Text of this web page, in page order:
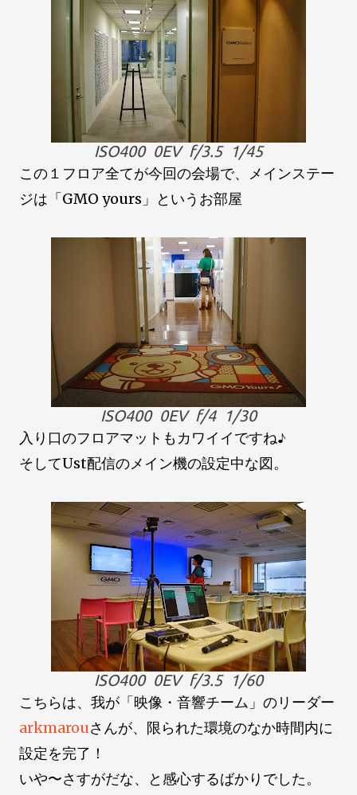
ISO400 0EV f/3.5 1/45
この１フロア全てが今回の会場で、メインステー
ジは「GMO yours」というお部屋
ISO400 0EV f/4 1/30
入り口のフロアマットもカワイイですね♪
そしてUst配信のメイン機の設定中な図。
ISO400 0EV f/3.5 1/60
こちらは、我が「映像・音響チーム」のリーダー
arkmarouさんが、限られた環境のなか時間内に
設定を完了！
いや〜さすがだな、と感心するばかりでした。